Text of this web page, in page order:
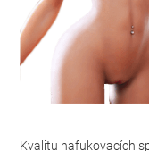
Kvalitu nafukovacích